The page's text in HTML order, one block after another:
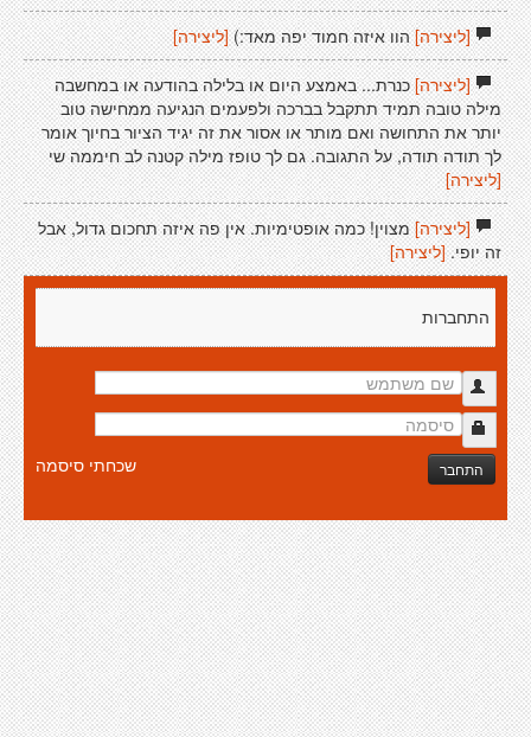
[ליצירה]הוו איזה חמוד יפה מאד:) [ליצירה]
[ליצירה]כנרת... באמצע היום או בלילה בהודעה או במחשבה
מילה טובה תמיד תתקבל בברכה ולפעמים הנגיעה ממחישה טוב
יותר את התחושה ואם מותר או אסור את זה יגיד הציור בחיוך אומר
לך תודה תודה, על התגובה. גם לך טופז מילה קטנה לב חיממה שי
[ליצירה]
[ליצירה]מצוין! כמה אופטימיות. אין פה איזה תחכום גדול, אבל
זה יופי. [ליצירה]
התחברות
התחבר שכחתי סיסמה